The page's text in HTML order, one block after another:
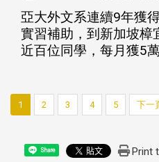
亞大外文系連續9年獲
實習補助，到新加坡樟
近百位同學，每月獲5
1 2 3 4 5 下一
Share Print